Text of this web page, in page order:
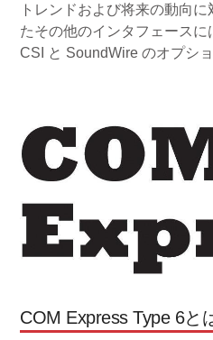
トレンドおよび将来の動向
たその他のインタフェース
CSI と SoundWire のオプシ
COM Express Type 6と